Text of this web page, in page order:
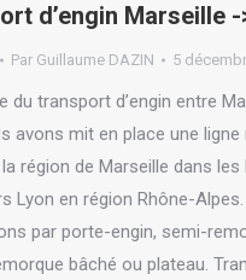
d’engin Marseille -
Par Guillaume DAZIN 5
du transport d’engin entre
avons mit en place une ligne
région de Marseille dans
Lyon en région Rhône-
par porte-engin, semi-
bâché ou plateau.